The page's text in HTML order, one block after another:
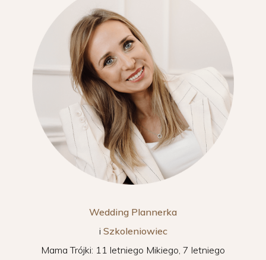
Wedding Plannerka
i Szkoleniowiec
Mama Trójki: 11 letniego Mikiego, 7 letniego